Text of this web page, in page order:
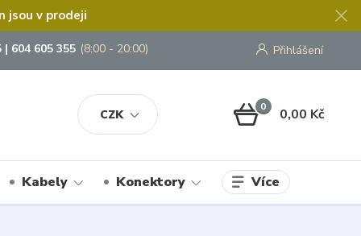
jsou v prodeji
CZK
Přihlášení
| 604 605 355 (8:00 - 20:00)
0 0,00 Kč
Kabely Konektory Více